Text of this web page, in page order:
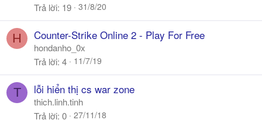
Trả lời 19 31/8/20
H Counter-Strike Online 2 - Play For Free
hondanho_0x
Trả lời 4 11/7/19
T lỗi hiển thị cs war zone
thich.linh.tinh
Trả lời 0 27/11/18